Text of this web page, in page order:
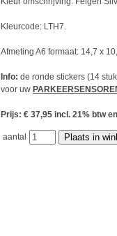
Kleurcode: LTH7.
Afmeting A6 formaat: 14,7 x
Info: de ronde stickers (14
voor uw
Prijs: € 37,95 incl. 21% btw
aantal